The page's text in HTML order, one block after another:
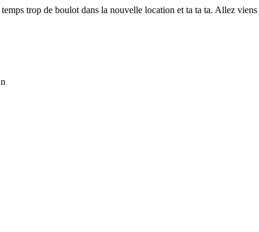
temps trop de boulot dans la nouvelle location et ta ta ta. Allez viens